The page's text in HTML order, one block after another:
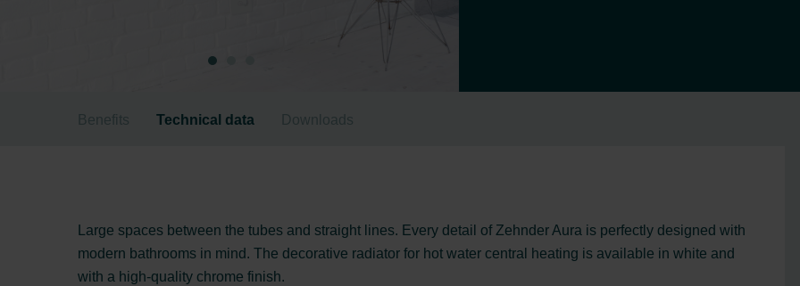
Benefits Technical data Downloads
Large spaces between the tubes and straight lines. Every detail of Zehnder Aura is perfectly designed with
modern bathrooms in mind. The decorative radiator for hot water central heating is available in white and
with a high-quality chrome finish.